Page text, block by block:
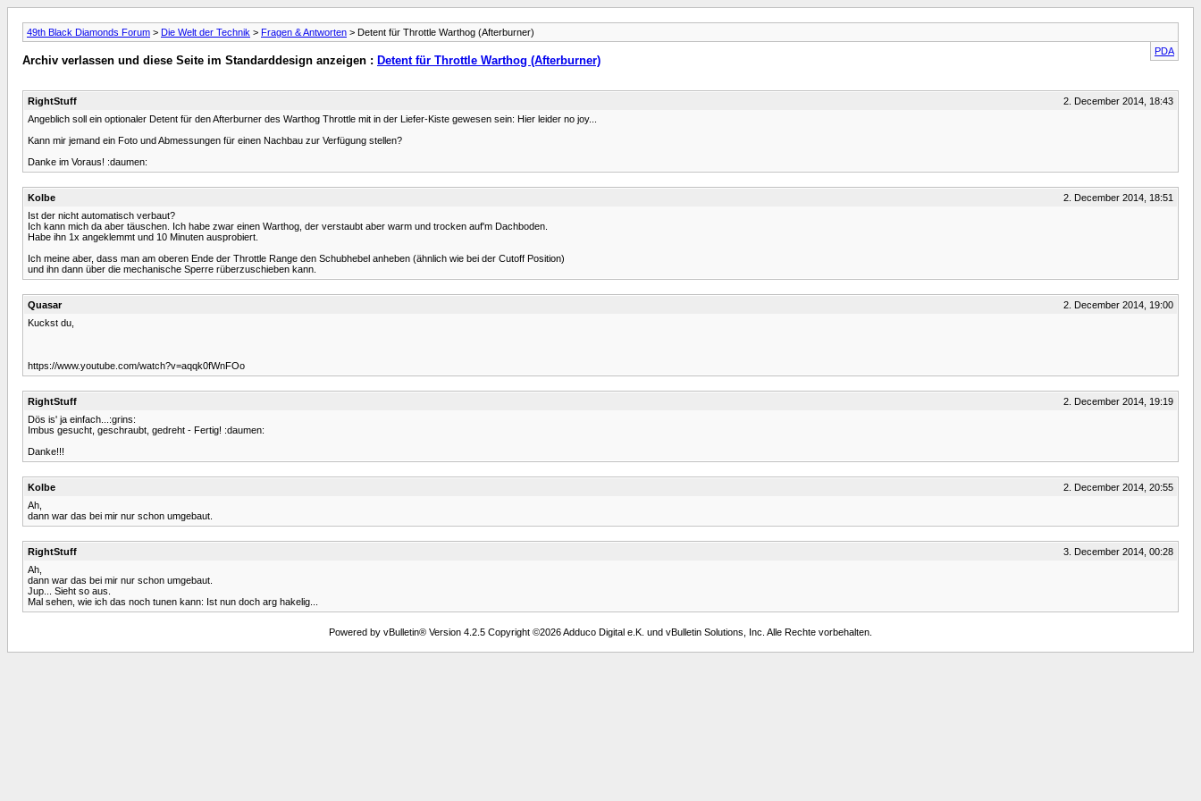
49th Black Diamonds Forum > Die Welt der Technik > Fragen & Antworten > Detent für Throttle Warthog (Afterburner)
PDA
Archiv verlassen und diese Seite im Standarddesign anzeigen : Detent für Throttle Warthog (Afterburner)
RightStuff
2. December 2014, 18:43
Angeblich soll ein optionaler Detent für den Afterburner des Warthog Throttle mit in der Liefer-Kiste gewesen sein: Hier leider no joy...
Kann mir jemand ein Foto und Abmessungen für einen Nachbau zur Verfügung stellen?
Danke im Voraus! :daumen:
Kolbe
2. December 2014, 18:51
Ist der nicht automatisch verbaut?
Ich kann mich da aber täuschen. Ich habe zwar einen Warthog, der verstaubt aber warm und trocken auf'm Dachboden.
Habe ihn 1x angeklemmt und 10 Minuten ausprobiert.
Ich meine aber, dass man am oberen Ende der Throttle Range den Schubhebel anheben (ähnlich wie bei der Cutoff Position)
und ihn dann über die mechanische Sperre rüberzuschieben kann.
Quasar
2. December 2014, 19:00
Kuckst du,
https://www.youtube.com/watch?v=aqqk0fWnFOo
RightStuff
2. December 2014, 19:19
Dös is' ja einfach...:grins:
Imbus gesucht, geschraubt, gedreht - Fertig! :daumen:
Danke!!!
Kolbe
2. December 2014, 20:55
Ah,
dann war das bei mir nur schon umgebaut.
RightStuff
3. December 2014, 00:28
Ah,
dann war das bei mir nur schon umgebaut.
Jup... Sieht so aus.
Mal sehen, wie ich das noch tunen kann: Ist nun doch arg hakelig...
Powered by vBulletin® Version 4.2.5 Copyright ©2026 Adduco Digital e.K. und vBulletin Solutions, Inc. Alle Rechte vorbehalten.